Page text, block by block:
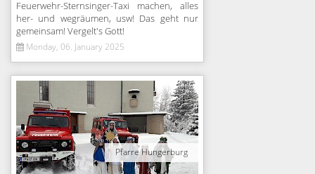
Feuerwehr-Sternsinger-Taxi machen, alles
her- und wegräumen, usw! Das geht nur
gemeinsam! Vergelt's Gott!
Monday, 06. January 2025
Pfarre Hungerburg